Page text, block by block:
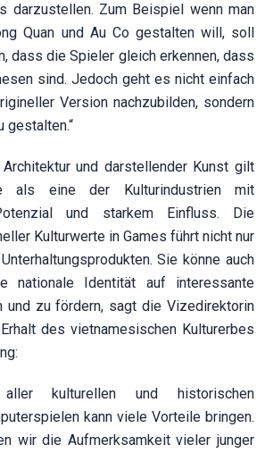
darzustellen. Zum Beispiel wenn man
Quan und Au Co gestalten will, soll
dass die Spieler gleich erkennen, dass
sind. Jedoch geht es nicht einfach
Version nachzubilden, sondern
gestalten.“
und darstellender Kunst gilt
als eine der Kulturindustrien mit
und starkem Einfluss. Die
Kulturwerte in Games führt nicht nur
Sie könne auch
nationale Identität auf interessante
und zu fördern, sagt die Vizedirektorin
des vietnamesischen Kulturerbes
kulturellen und historischen
kann viele Vorteile bringen.
wir die Aufmerksamkeit vieler junger